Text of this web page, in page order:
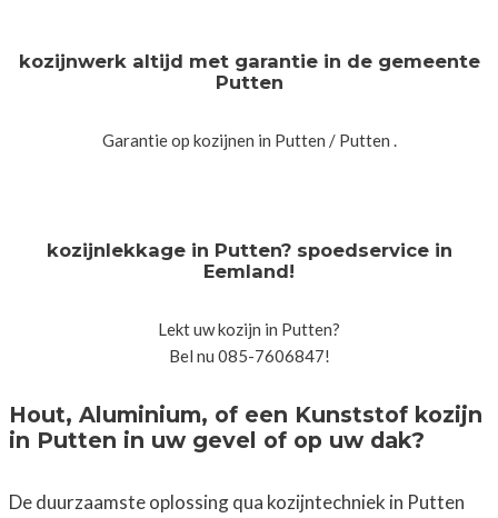
kozijnwerk altijd met garantie in de gemeente
Putten
Garantie op kozijnen in Putten / Putten .
kozijnlekkage in Putten? spoedservice in
Eemland!
Lekt uw kozijn in Putten?
Bel nu 085-7606847!
Hout, Aluminium, of een Kunststof kozijn
in Putten in uw gevel of op uw dak?
De duurzaamste oplossing qua kozijntechniek in Putten